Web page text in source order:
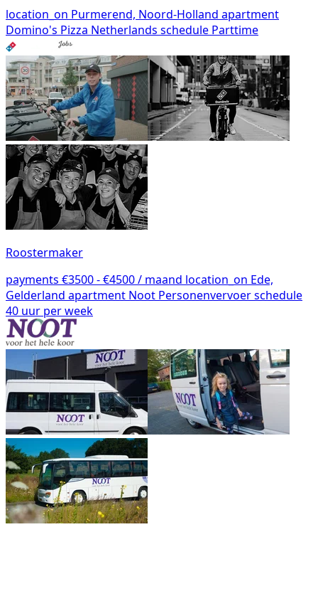
location_on Purmerend, Noord-Holland apartment
Domino's Pizza Netherlands schedule Parttime
Roostermaker
payments €3500 - €4500 / maand location_on Ede,
Gelderland apartment Noot Personenvervoerschedule
40 uur per week